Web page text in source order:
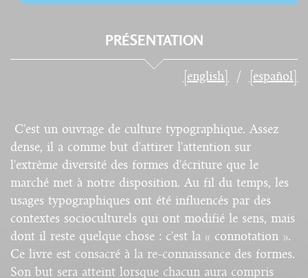
PRÉSENTATION
[english] [español]
C'est un ouvrage de culture typographique. Assez
dense, il a comme but d'attirer l'attention sur
l'extrême diversité des formes d'écriture que le
marché met à notre disposition. Au fil du temps, les
usages typographiques ont été influencés par des
contextes socioculturels qui ont modifié le sens, mais
dont il reste quelque chose : c'est la « connotation ».
Ce livre est consacré à la re-connaissance des formes.
Son but sera atteint lorsque chacun aura compris